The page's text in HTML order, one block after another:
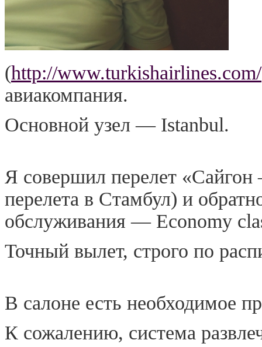
(http://www.turkishairlines.com/
авиакомпания.
Основной узел — Istanbul.
Я совершил перелет
перелета в Стамбул) и
обслуживания — Economy
Точный вылет, строго по
В салоне есть необходимое
К сожалению, система